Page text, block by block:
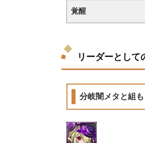
覚醒
リーダーとして
分岐闇メタと組も